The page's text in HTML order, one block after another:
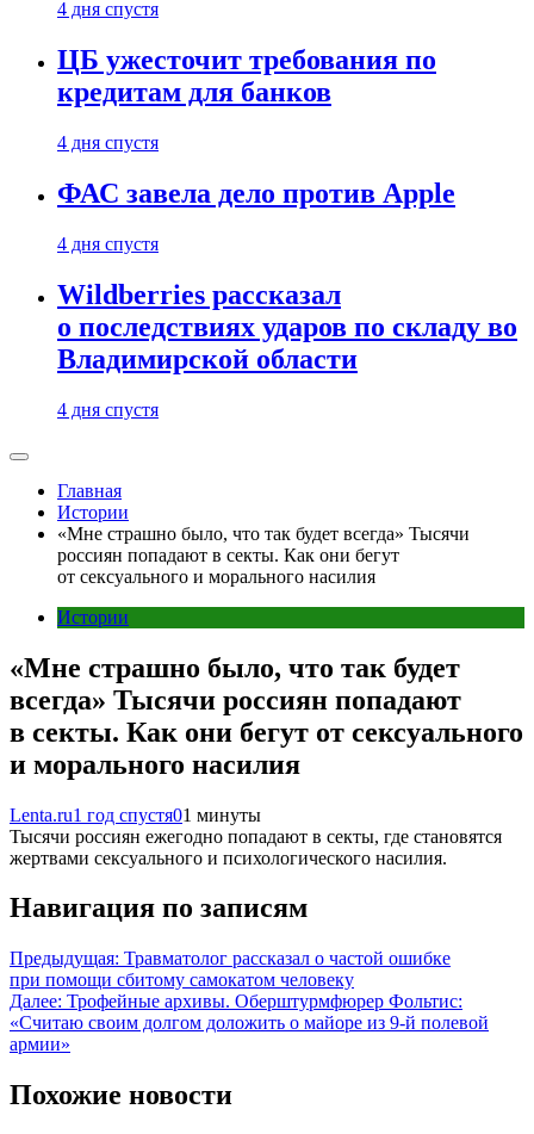
4 дня спустя
ЦБ ужесточит требования по
кредитам для банков
4 дня спустя
ФАС завела дело против Apple
4 дня спустя
Wildberries рассказал
о последствиях ударов по складу во
Владимирской области
4 дня спустя
Главная
Истории
«Мне страшно было, что так будет всегда» Тысячи
россиян попадают в секты. Как они бегут
от сексуального и морального насилия
Истории
«Мне страшно было, что так будет
всегда» Тысячи россиян попадают
в секты. Как они бегут от сексуального
и морального насилия
Lenta.ru1 год спустя01 минуты
Тысячи россиян ежегодно попадают в секты, где становятся
жертвами сексуального и психологического насилия.
Навигация по записям
Предыдущая: Травматолог рассказал о частой ошибке
при помощи сбитому самокатом человеку
Далее: Трофейные архивы. Оберштурмфюрер Фольтис:
«Считаю своим долгом доложить о майоре из 9-й полевой
армии»
Похожие новости